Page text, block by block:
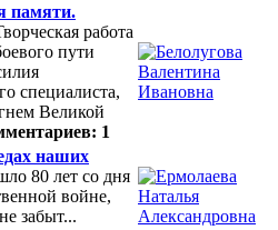
памяти.
работа
пути
специалиста,
Великой
1
наших
80 лет со дня
войне,
забыт...